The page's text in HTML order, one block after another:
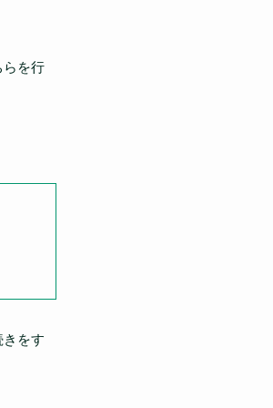
らを行
をす